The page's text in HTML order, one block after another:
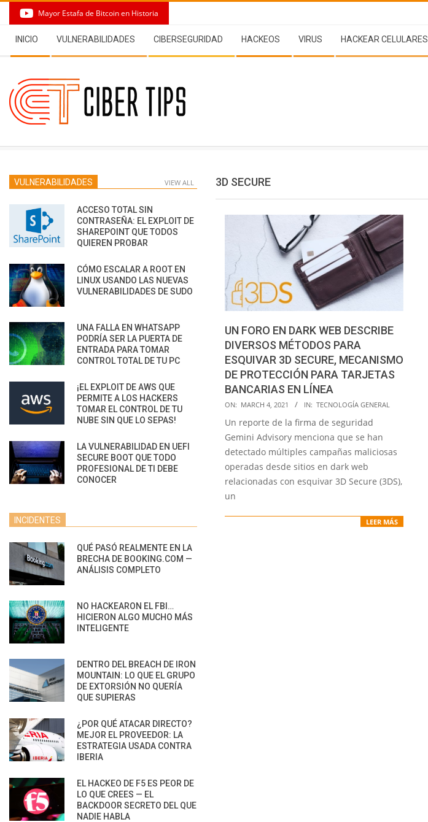
content
Mayor Estafa de Bitcoin en Historia
Navigation
Menu
INICIO VULNERABILIDADES CIBERSEGURIDAD HACKEOS VIRUS HACKEAR CELULARES
3D SECURE
UN FORO EN DARK WEB DESCRIBE
DIVERSOS MÉTODOS PARA
ESQUIVAR 3D SECURE, MECANISMO
DE PROTECCIÓN PARA TARJETAS
BANCARIAS EN LÍNEA
2021-
03-
04
ON: MARCH 4, 2021 IN: TECNOLOGÍA GENERAL
Un reporte de la firma de seguridad
Gemini Advisory menciona que se han
detectado múltiples campañas maliciosas
operadas desde sitios en dark web
relacionadas con esquivar 3D Secure (3DS),
un
LEER MÁS
VULNERABILIDADES VIEW ALL
ACCESO TOTAL SIN
CONTRASEÑA: EL EXPLOIT DE
SHAREPOINT QUE TODOS
QUIEREN PROBAR
CÓMO ESCALAR A ROOT EN
LINUX USANDO LAS NUEVAS
VULNERABILIDADES DE SUDO
UNA FALLA EN WHATSAPP
PODRÍA SER LA PUERTA DE
ENTRADA PARA TOMAR
CONTROL TOTAL DE TU PC
¡EL EXPLOIT DE AWS QUE
PERMITE A LOS HACKERS
TOMAR EL CONTROL DE TU
NUBE SIN QUE LO SEPAS!
LA VULNERABILIDAD EN UEFI
SECURE BOOT QUE TODO
PROFESIONAL DE TI DEBE
CONOCER
INCIDENTES
QUÉ PASÓ REALMENTE EN LA
BRECHA DE BOOKING.COM —
ANÁLISIS COMPLETO
NO HACKEARON EL FBI…
HICIERON ALGO MUCHO MÁS
INTELIGENTE
DENTRO DEL BREACH DE IRON
MOUNTAIN: LO QUE EL GRUPO
DE EXTORSIÓN NO QUERÍA
QUE SUPIERAS
¿POR QUÉ ATACAR DIRECTO?
MEJOR EL PROVEEDOR: LA
ESTRATEGIA USADA CONTRA
IBERIA
EL HACKEO DE F5 ES PEOR DE
LO QUE CREES — EL
BACKDOOR SECRETO DEL QUE
NADIE HABLA